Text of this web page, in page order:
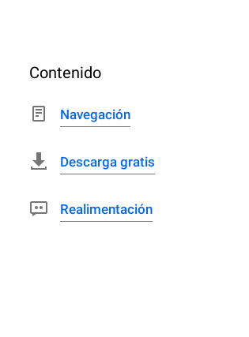
Contenido
Navegación
Descarga gratis
Realimentación